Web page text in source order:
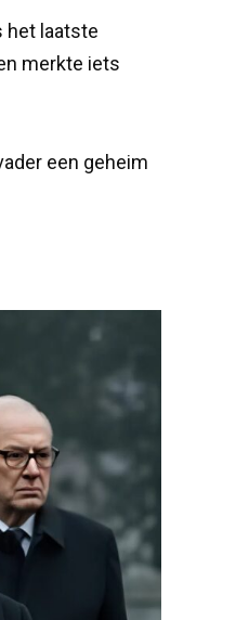
het laatste
merkte iets
een geheim